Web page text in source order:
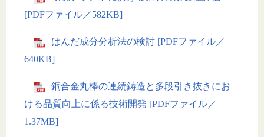
[PDFファイル／582KB]
はんだ成分分析法の検討 [PDFファイル／
640KB]
銅合金丸棒の連続鋳造と多段引き抜きにお
ける品質向上に係る技術開発 [PDFファイル／
1.37MB]